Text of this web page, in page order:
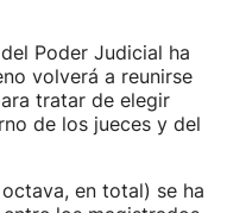
Poder Judicial ha
volverá a reunirse
tratar de elegir
de los jueces y del
en total) se ha